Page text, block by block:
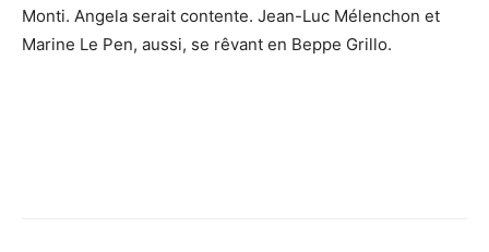
Monti. Angela serait contente. Jean-Luc Mélenchon et
Marine Le Pen, aussi, se rêvant en Beppe Grillo.